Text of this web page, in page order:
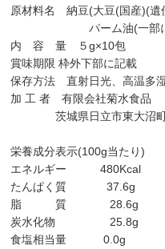
原材料名 納豆(大豆(国産)(遺
パーム油(一部に小
内 容 量 ５
賞味期限 枠外下部に記載
保存方法 直射日光、高温多湿
加 工 者 有限会社菊水食品
茨城県日立市東大沼町
栄養成分表示(100g当たり)
エネルギー 480Kcal
たんぱく質 37.6g
脂 質 28.6g
炭水化物 25.8g
食塩相当量 0.0g